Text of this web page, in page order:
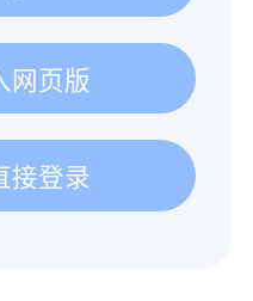
网页版
接登录